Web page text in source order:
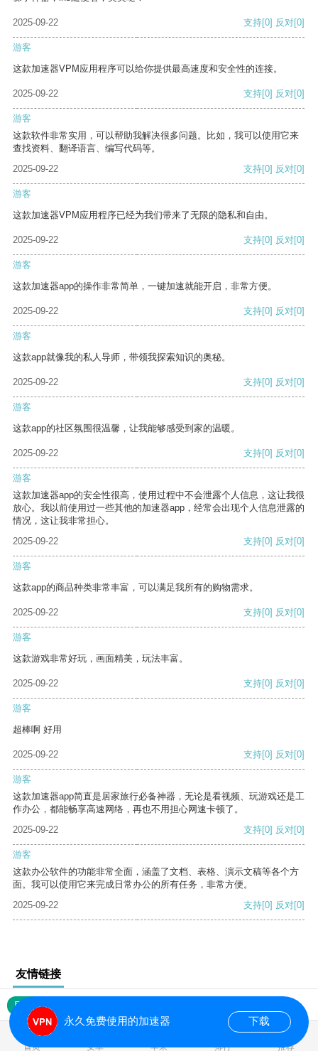
2025-09-22 支持[0] 反对[0]
游客
这款加速器VPM应用程序可以给你提供最高速度和安全性的连接。
2025-09-22 支持[0] 反对[0]
游客
这款软件非常实用，可以帮助我解决很多问题。比如，我可以使用它来
查找资料、翻译语言、编写代码等。
2025-09-22
支持[0] 反对[0]
游客
这款加速器VPM应用程序已经为我们带来了无限的隐私和自由。
2025-09-22 支持[0] 反对[0]
游客
这款加速器app的操作非常简单，一键加速就能开启，非常方便。
2025-09-22 支持[0] 反对[0]
游客
这款app就像我的私人导师，带领我探索知识的奥秘。
2025-09-22 支持[0] 反对[0]
游客
这款app的社区氛围很温馨，让我能够感受到家的温暖。
2025-09-22 支持[0] 反对[0]
游客
这款加速器app的安全性很高，使用过程中不会泄露个人信息，这让我很
放心。我以前使用过一些其他的加速器app，经常会出现个人信息泄露的
情况，这让我非常担心。
2025-09-22
支持[0] 反对[0]
游客
这款app的商品种类非常丰富，可以满足我所有的购物需求。
2025-09-22 支持[0] 反对[0]
游客
这款游戏非常好玩，画面精美，玩法丰富。
2025-09-22 支持[0] 反对[0]
游客
超棒啊 好用
2025-09-22 支持[0] 反对[0]
游客
这款加速器app简直是居家旅行必备神器，无论是看视频、玩游戏还是工
作办公，都能畅享高速网络，再也不用担心网速卡顿了。
2025-09-22
支持[0] 反对[0]
游客
这款办公软件的功能非常全面，涵盖了文档、表格、演示文稿等各个方
面。我可以使用它来完成日常办公的所有任务，非常方便。
2025-09-22
支持[0] 反对[0]
友情链接
网站地图
首页 安卓 苹果 排行 推荐
永久免费使用的加速器 下载
0.017002s